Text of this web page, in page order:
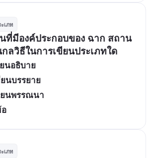
เภท
ที่มีองค์ประกอบของ ฉาก สถาน
ลวิธีในการเขียนประเภทใด
นอธิบาย
นบรรยาย
ยนพรรณนา
เภท